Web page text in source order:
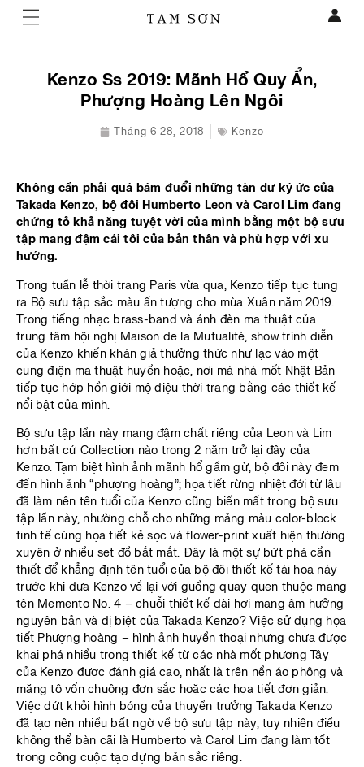
Kenzo Ss 2019: Mãnh Hổ Quy Ẩn,
Phượng Hoàng Lên Ngôi
Tháng 6 28, 2018 Kenzo
Không cần phải quá bám đuổi những tàn dư ký ức của
Takada Kenzo, bộ đôi Humberto Leon và Carol Lim đang
chứng tỏ khả năng tuyệt vời của mình bằng một bộ sưu
tập mang đậm cái tôi của bản thân và phù hợp với xu
hướng.
Trong tuần lễ thời trang Paris vừa qua, Kenzo tiếp tục tung
ra Bộ sưu tập sắc màu ấn tượng cho mùa Xuân năm 2019.
Trong tiếng nhạc brass-band và ánh đèn ma thuật của
trung tâm hội nghị Maison de la Mutualité, show trình diễn
của Kenzo khiến khán giả thưởng thức như lạc vào một
cung điện ma thuật huyền hoặc, nơi mà nhà mốt Nhật Bản
tiếp tục hớp hồn giới mộ điệu thời trang bằng các thiết kế
nổi bật của mình.
Bộ sưu tập lần này mang đậm chất riêng của Leon và Lim
hơn bất cứ Collection nào trong 2 năm trở lại đây của
Kenzo. Tạm biệt hình ảnh mãnh hổ gầm gừ, bộ đôi này đem
đến hình ảnh “phượng hoàng”; họa tiết rừng nhiệt đới từ lâu
đã làm nên tên tuổi của Kenzo cũng biến mất trong bộ sưu
tập lần này, nhường chỗ cho những mảng màu color-block
tinh tế cùng họa tiết kẻ sọc và flower-print xuất hiện thường
xuyên ở nhiều set đồ bắt mắt. Đây là một sự bứt phá cần
thiết để khẳng định tên tuổi của bộ đôi thiết kế tài hoa này
trước khi đưa Kenzo về lại với guồng quay quen thuộc mang
tên Memento No. 4 – chuỗi thiết kế dài hơi mang âm hưởng
nguyên bản và dị biệt của Takada Kenzo? Việc sử dụng họa
tiết Phượng hoàng – hình ảnh huyền thoại nhưng chưa được
khai phá nhiều trong thiết kế từ các nhà mốt phương Tây
của Kenzo được đánh giá cao, nhất là trên nền áo phông và
măng tô vốn chuộng đơn sắc hoặc các họa tiết đơn giản.
Việc dứt khỏi hình bóng của thuyền trưởng Takada Kenzo
đã tạo nên nhiều bất ngờ về bộ sưu tập này, tuy nhiên điều
không thể bàn cãi là Humberto và Carol Lim đang làm tốt
trong công cuộc tạo dựng bản sắc riêng.